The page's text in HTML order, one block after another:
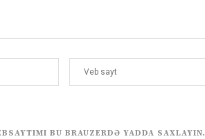
BU BRAUZERDƏ YADDA SAXLAYIN.